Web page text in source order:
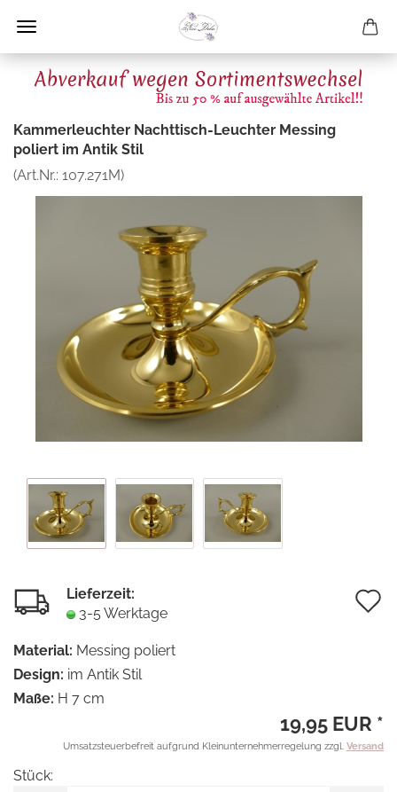
Kammerleuchter Nachttisch-Leuchter Messing
poliert im Antik Stil
(Art.Nr.: 107.271M)
Lieferzeit:
3-5 Werktage
Material: Messing poliert
Design: im Antik Stil
Maße: H 7 cm
19,95 EUR *
Umsatzsteuerbefreit aufgrund Kleinunternehmerregelung zzgl. Versand
Stück: